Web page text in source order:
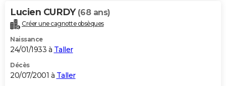
Lucien CURDY (68 ans)
Créer une cagnotte obsèques
Naissance
24/01/1933 à Taller
Décès
20/07/2001 à Taller